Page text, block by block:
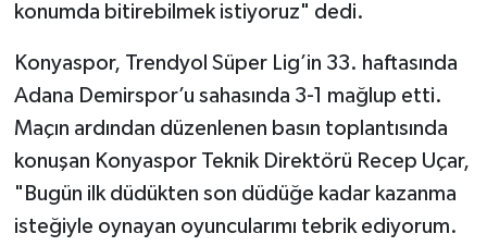
konumda bitirebilmek istiyoruz" dedi.
Konyaspor, Trendyol Süper Lig’in 33. haftasında
Adana Demirspor’u sahasında 3-1 mağlup etti.
Maçın ardından düzenlenen basın toplantısında
konuşan Konyaspor Teknik Direktörü Recep Uçar,
"Bugün ilk düdükten son düdüğe kadar kazanma
isteğiyle oynayan oyuncularımı tebrik ediyorum.